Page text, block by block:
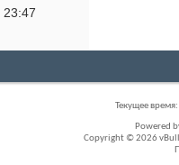
23:47
Текущее время:
Powered
Copyright © 2026